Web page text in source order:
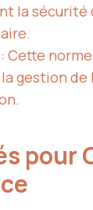
la sécurité
: Cette
gestion de
pour